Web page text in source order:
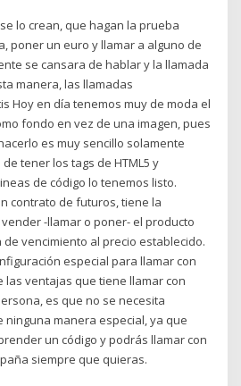
lo crean, que hagan la prueba
poner un euro y llamar a alguno de
se cansara de hablar y la llamada
manera, las llamadas
Hoy en día tenemos muy de moda el
fondo en vez de una imagen, pues
es muy sencillo solamente
tener los tags de HTML5 y
de código lo tenemos listo.
contrato de futuros, tiene la
-llamar o poner- el producto
vencimiento al precio establecido.
especial para llamar con
las ventajas que tiene llamar con
es que no se necesita
manera especial, ya que
un código y podrás llamar con
siempre que quieras.